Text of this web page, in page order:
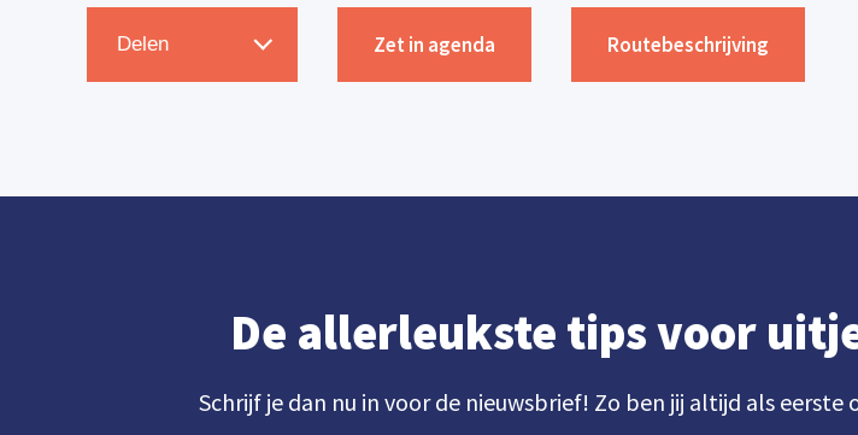
Delen Zet in agenda Routebeschrijving
De allerleukste tips voor
Schrijf je dan nu in voor de nieuwsbrief! Zo ben jij altijd als